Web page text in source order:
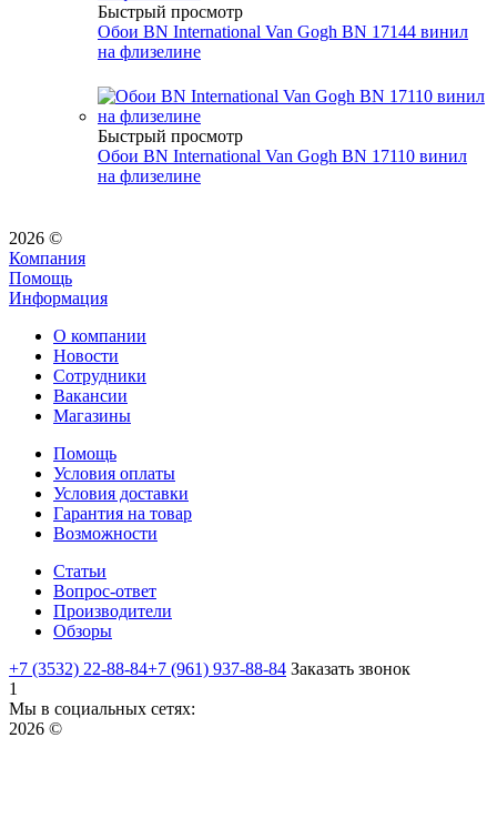
Быстрый просмотр
Обои BN International Van Gogh BN 17144 винил
на флизелине
Быстрый просмотр
Обои BN International Van Gogh BN 17110 винил
на флизелине
2026 ©
Компания
Помощь
Информация
О компании
Новости
Сотрудники
Вакансии
Магазины
Помощь
Условия оплаты
Условия доставки
Гарантия на товар
Возможности
Статьи
Вопрос-ответ
Производители
Обзоры
+7 (3532) 22-88-84+7 (961) 937-88-84 Заказать звонок
1
Мы в социальных сетях:
2026 ©